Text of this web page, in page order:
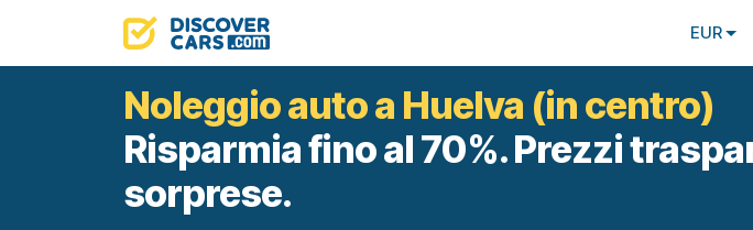
EUR
Noleggio auto a Huelva (in centro)
Risparmia fino al 70%. Prezzi
sorprese.